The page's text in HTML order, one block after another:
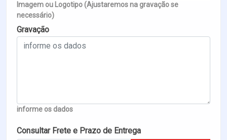
Imagem ou Logotipo (Ajustaremos na gravação se
necessário)
Gravação
informe os dados
Consultar Frete e Prazo de Entrega